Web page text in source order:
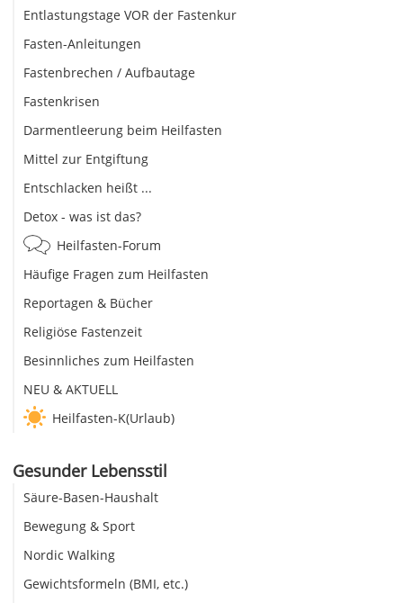
Entlastungstage VOR der Fastenkur
Fasten-Anleitungen
Fastenbrechen / Aufbautage
Fastenkrisen
Darmentleerung beim Heilfasten
Mittel zur Entgiftung
Entschlacken heißt ...
Detox - was ist das?
Heilfasten-Forum
Häufige Fragen zum Heilfasten
Reportagen & Bücher
Religiöse Fastenzeit
Besinnliches zum Heilfasten
NEU & AKTUELL
Heilfasten-K(Urlaub)
Gesunder Lebensstil
Säure-Basen-Haushalt
Bewegung & Sport
Nordic Walking
Gewichtsformeln (BMI, etc.)